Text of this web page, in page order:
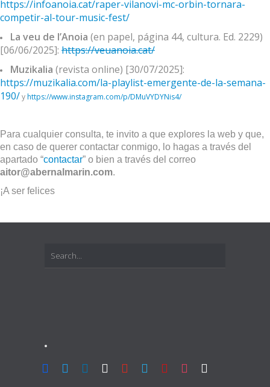
https://infoanoia.cat/raper-vilanovi-mc-orbin-tornara-
competir-al-tour-music-fest/
La veu de l’Anoia (en papel, página 44, cultura. Ed. 2229)
[06/06/2025]: https://veuanoia.cat/
Muzikalia (revista online) [30/07/2025]:
https://muzikalia.com/la-playlist-emergente-de-la-semana-
190/yhttps://www.instagram.com/p/DMuVYDYNis4/
Para cualquier consulta, te invito a que explores la web y que,
en caso de querer contactar conmigo, lo hagas a través del
apartado “contactar” o bien a través del correo
aitor@abernalmarin.com.
¡A ser felices
facebooktwitter linkedinbloggeryoutubeskype lastfm instagram
rss